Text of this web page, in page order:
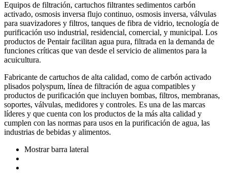
Equipos de filtración, cartuchos filtrantes sedimentos carbón
activado, osmosis inversa flujo continuo, osmosis inversa, válvulas
para suavizadores y filtros, tanques de fibra de vidrio, tecnología de
purificación uso industrial, residencial, comercial, y municipal. Los
productos de Pentair facilitan agua pura, filtrada en la demanda de
funciones críticas que van desde el servicio de alimentos para la
acuicultura.
Fabricante de cartuchos de alta calidad, como de carbón activado
plisados polyspum, línea de filtración de agua compatibles y
productos de purificación que incluyen bombas, filtros, membranas,
soportes, válvulas, medidores y controles. Es una de las marcas
líderes y que cuenta con los productos de la más alta calidad y
cumplen con las normas para usos en la purificación de agua, las
industrias de bebidas y alimentos.
Mostrar barra lateral